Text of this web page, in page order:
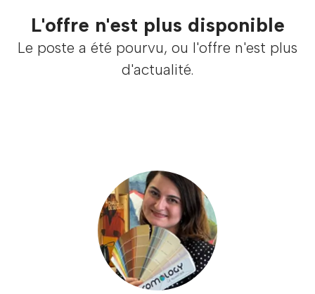
L'offre n'est plus disponible
Le poste a été pourvu, ou l'offre n'est plus
d'actualité.